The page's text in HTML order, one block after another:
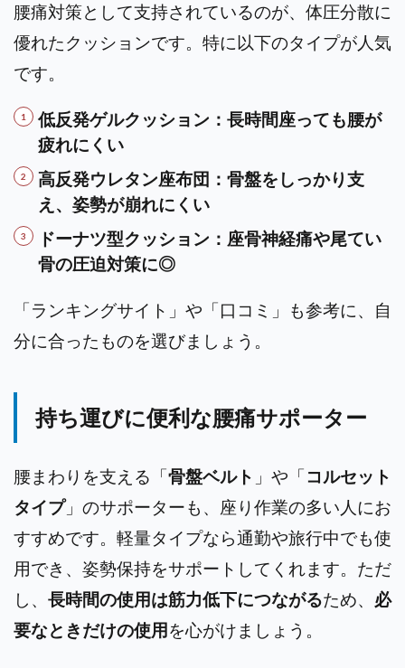
腰痛対策として支持されているのが、体圧分散に
優れたクッションです。特に以下のタイプが人気
です。
低反発ゲルクッション：長時間座っても腰が
疲れにくい
高反発ウレタン座布団：骨盤をしっかり支
え、姿勢が崩れにくい
ドーナツ型クッション：座骨神経痛や尾てい
骨の圧迫対策に◎
「ランキングサイト」や「口コミ」も参考に、自
分に合ったものを選びましょう。
持ち運びに便利な腰痛サポーター
腰まわりを支える「骨盤ベルト 」や「コルセット
タイプ」のサポーターも、座り作業の多い人にお
すすめです。軽量タイプなら通勤や旅行中でも使
用でき、姿勢保持をサポートしてくれます。ただ
し、 長時間の使用は筋力低下につながるため、 必
要なときだけの使用 を心がけましょう。